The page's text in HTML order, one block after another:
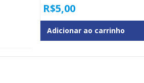
R$5,00
Adicionar ao carrinho